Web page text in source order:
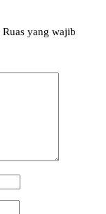
Ruas yang wajib